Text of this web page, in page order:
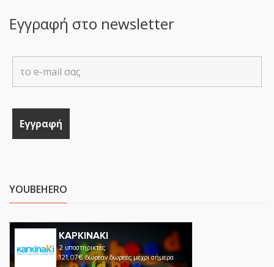
Εγγραφή στο newsletter
YOUBEHERO